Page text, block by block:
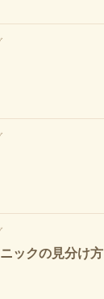
ックの見分け方